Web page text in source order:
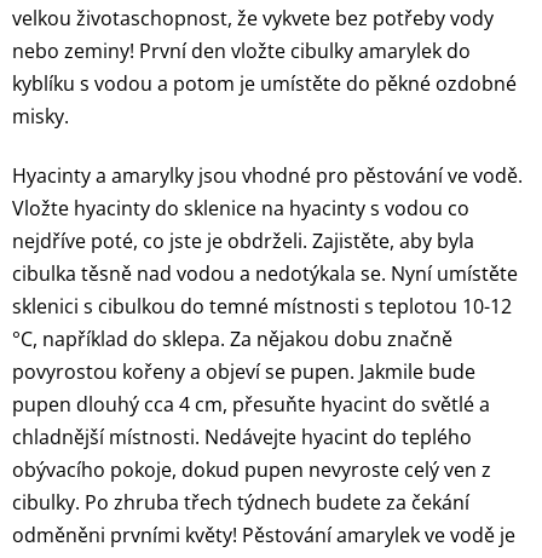
velkou životaschopnost, že vykvete bez potřeby vody
nebo zeminy! První den vložte cibulky amarylek do
kyblíku s vodou a potom je umístěte do pěkné ozdobné
misky.
Hyacinty a amarylky jsou vhodné pro pěstování ve vodě.
Vložte hyacinty do sklenice na hyacinty s vodou co
nejdříve poté, co jste je obdrželi. Zajistěte, aby byla
cibulka těsně nad vodou a nedotýkala se. Nyní umístěte
sklenici s cibulkou do temné místnosti s teplotou 10-12
°C, například do sklepa. Za nějakou dobu značně
povyrostou kořeny a objeví se pupen. Jakmile bude
pupen dlouhý cca 4 cm, přesuňte hyacint do světlé a
chladnější místnosti. Nedávejte hyacint do teplého
obývacího pokoje, dokud pupen nevyroste celý ven z
cibulky. Po zhruba třech týdnech budete za čekání
odměněni prvními květy! Pěstování amarylek ve vodě je